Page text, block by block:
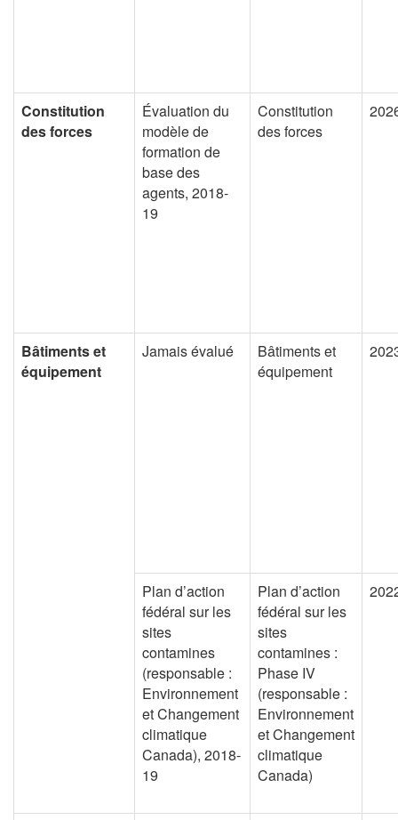
Constitution
des forces
Évaluation du
modèle de
formation de
base des
agents, 2018-
19
Constitution
des forces
Bâtiments et
équipement
Jamais évalué
Bâtiments et
équipement
Plan d’action
fédéral sur les
sites
contamines
(responsable :
Environnement
et Changement
climatique
Canada), 2018-
19
Plan d’action
fédéral sur les
sites
contamines :
Phase IV
(responsable :
Environnement
et Changement
climatique
Canada)